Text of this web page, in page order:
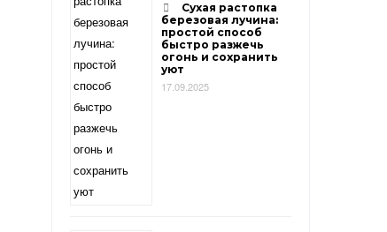
Сухая растопка
березовая лучина:
простой способ
быстро разжечь
огонь и сохранить
уют
17.09.2025